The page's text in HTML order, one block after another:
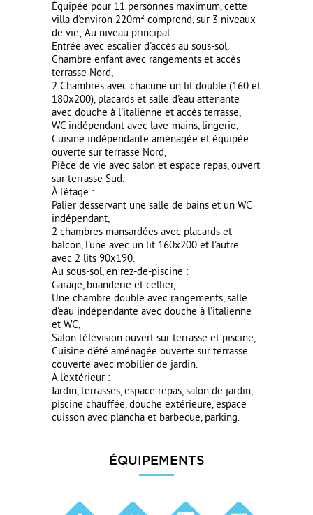
Équipée pour 11 personnes maximum, cette
villa d'environ 220m² comprend, sur 3 niveaux
de vie; Au niveau principal :
Entrée avec escalier d'accès au sous-sol,
Chambre enfant avec rangements et accès
terrasse Nord,
2 Chambres avec chacune un lit double (160 et
180x200), placards et salle d'eau attenante
avec douche à l'italienne et accès terrasse,
WC indépendant avec lave-mains, lingerie,
Cuisine indépendante aménagée et équipée
ouverte sur terrasse Nord,
Pièce de vie avec salon et espace repas, ouvert
sur terrasse Sud.
À l'étage :
Palier desservant une salle de bains et un WC
indépendant,
2 chambres mansardées avec placards et
balcon, l'une avec un lit 160x200 et l'autre
avec 2 lits 90x190.
Au sous-sol, en rez-de-piscine :
Garage, buanderie et cellier,
Une chambre double avec rangements, salle
d'eau indépendante avec douche à l'italienne
et WC,
Salon télévision ouvert sur terrasse et piscine,
Cuisine d'été aménagée ouverte sur terrasse
couverte avec mobilier de jardin.
A l'extérieur :
Jardin, terrasses, espace repas, salon de jardin,
piscine chauffée, douche extérieure, espace
cuisson avec plancha et barbecue, parking.
ÉQUIPEMENTS